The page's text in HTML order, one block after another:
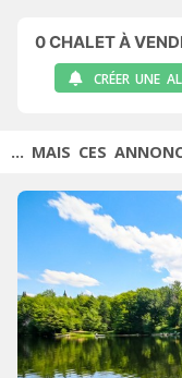
0CHALET À
CRÉER UNE
... MAIS CES